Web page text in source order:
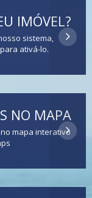
IMÓVEL?
sistema,
ativá-lo.
NO MAPA
mapa interativo